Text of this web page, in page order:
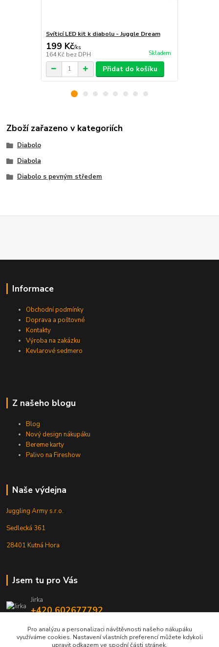
Svíticí LED kit k diabolu - Juggle Dream
199 Kč/ks
164 Kč bez DPH Skladem
Přidat do košíku
Zboží zařazeno v kategoriích
Diabolo
Diabola
Diabolo s pevným středem
Informace
Obchodní podmínky
Doprava a poštovné
Kontakty
Výroba na zakázku
Kevlarové sedmero
Z našeho blogu
Blog
Nový design nákupáku
Bereme karty
Palivo na Fireshow
Naše výdejna
Juggling Army s.r.o.
Sedlecká 361
28401 Kutná Hora
Jsem tu pro Vás
Jirka
+420 602677792
info@jarmy.cz
Pro analýzu a personalizaci návštěvnosti našeho nákupáku
využíváme cookies. Nastavení vlastních preferencí můžete kdykoli
upravit odkazem ve spodní části stránek.